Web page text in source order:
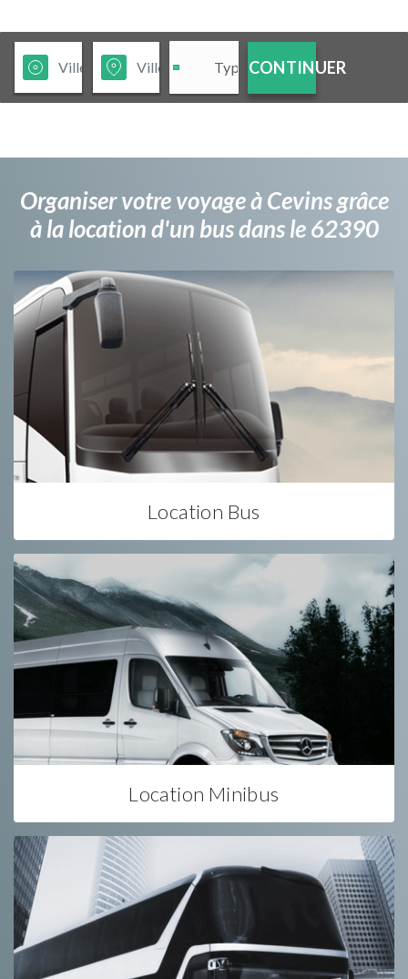
CONTINUER
Organiser votre voyage à Cevins grâce
à la location d'un bus dans le 62390
Location Bus
Location Minibus